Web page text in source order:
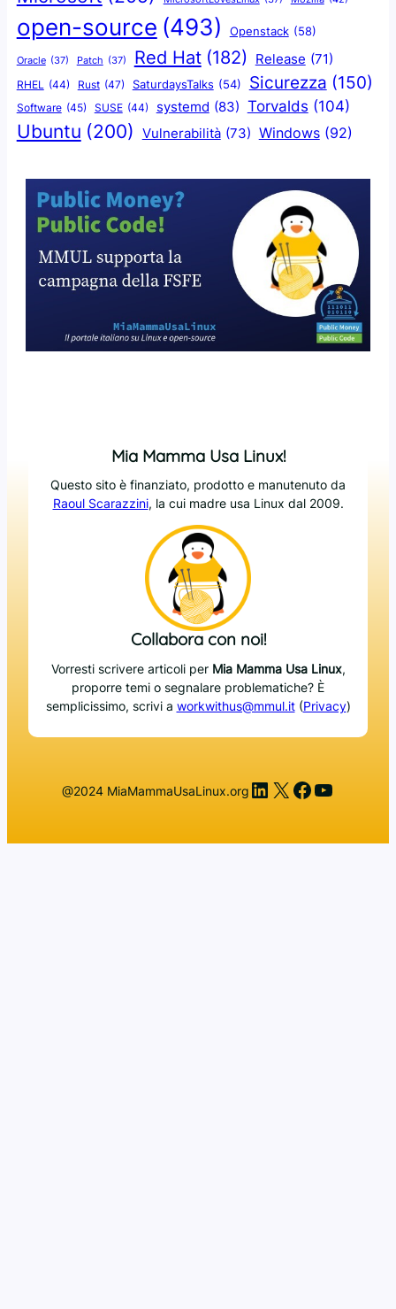
open-source (493) Openstack (58)
Oracle (37) Patch (37) Red Hat (182) Release (71)
RHEL (44) Rust (47) SaturdaysTalks (54) Sicurezza (150)
Software (45) SUSE (44) systemd (83) Torvalds (104)
Ubuntu (200) Vulnerabilità (73) Windows (92)
Mia Mamma Usa Linux!
Questo sito è finanziato, prodotto e manutenuto da
Raoul Scarazzini, la cui madre usa Linux dal 2009.
Collabora con noi!
Vorresti scrivere articoli per Mia Mamma Usa Linux,
proporre temi o segnalare problematiche? È
semplicissimo, scrivi a workwithus@mmul.it(Privacy)
@2024 MiaMammaUsaLinux.org LinkedIn
X Facebook